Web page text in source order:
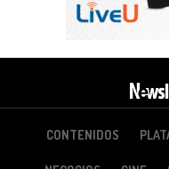
CONTENIDOS